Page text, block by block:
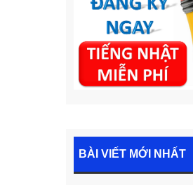
BÀI VIẾT MỚI NHẤT